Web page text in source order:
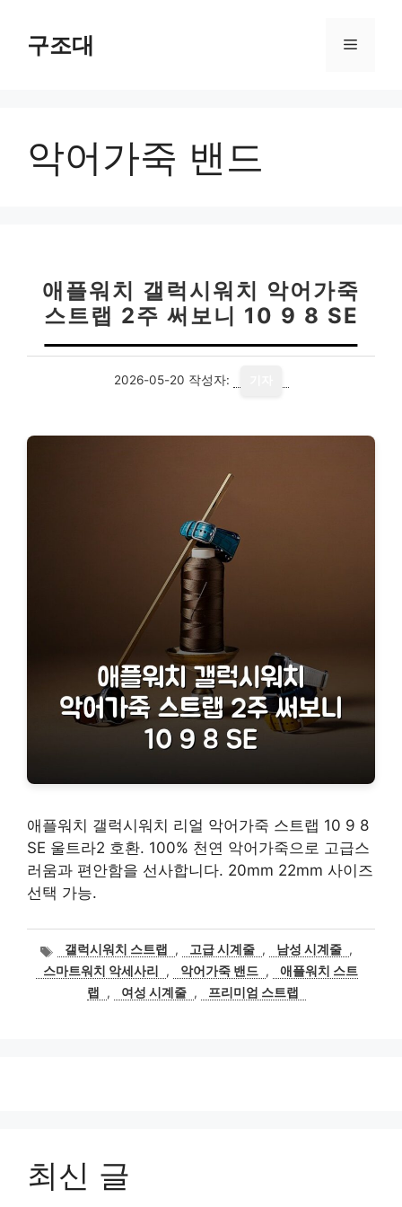
구조대 메
악어가죽 밴드
애플워치 갤럭시워치 악어가죽
스트랩 2주 써보니 10 9 8 SE
2026-05-20 작성자:
애플워치 갤럭시워치 리얼 악어가죽 스트랩 10 9 8
SE 울트라2 호환. 100% 천연 악어가죽으로 고급스
러움과 편안함을 선사합니다. 20mm 22mm 사이즈
선택 가능.
태
그
갤럭시워치 스트랩 , 고급 시계줄 , 남성 시계줄 ,
스마트워치 악세사리
, 악어가죽 밴드 ,
애플워치 스트
랩
, 여성 시계줄 , 프리미엄 스트랩
최신 글